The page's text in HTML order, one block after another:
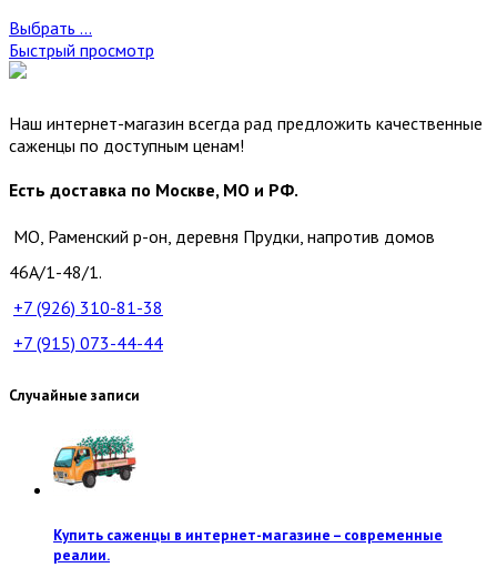
Выбрать ...
Быстрый просмотр
Наш интернет-магазин всегда рад предложить качественные
саженцы по доступным ценам!
Есть доставка по Москве, МО и РФ.
МО, Раменский р-он, деревня Прудки, напротив домов
46А/1-48/1.
+7 (926) 310-81-38
+7 (915) 073-44-44
Случайные записи
Купить саженцы в интернет-магазине – современные
реалии.